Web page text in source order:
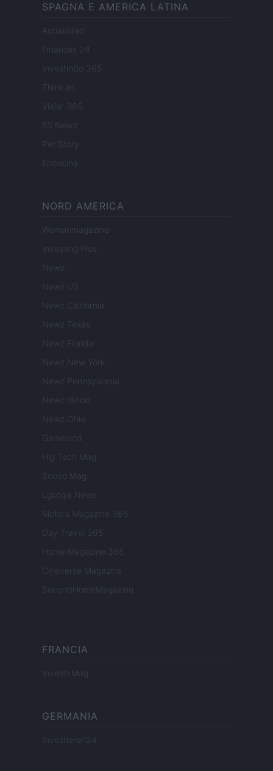
SPAGNA E AMERICA LATINA
Actualidad
Finanzas 24
Investindo 365
Think.es
Viajar 365
ES Newz
Pet Story
Encocina
NORD AMERICA
Womanmagazine
Investing Plus
Newz
Newz US
Newz California
Newz Texas
Newz Florida
Newz New York
Newz Pennsylvania
Newz Illinois
Newz Ohio
Gameland
Hig Tech Mag
Scoop Mag
Lgbtqia News
Motors Magazine 365
Day Travel 365
Home Magazine 365
Cineverse Magazine
SecondHomeMagazine
FRANCIA
InvestirMag
GERMANIA
Investieren24